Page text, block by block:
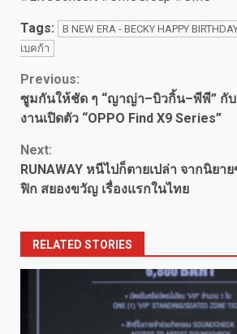
Tags: B NEW ERA - BECKY HAPPY
เบคก้า
Continue
Reading
Previous:
ซูมกันให้ชัด ๆ “ญาญ่า–บิวกิ้น–พีพี” กั
งานเปิดตัว “OPPO Find X9 Series”
Next:
RUNAWAY หนีไปก็ตายเปล่า จากนิย
ฟิก สยองขวัญ เรื่องแรกในไทย
RELATED STORIES